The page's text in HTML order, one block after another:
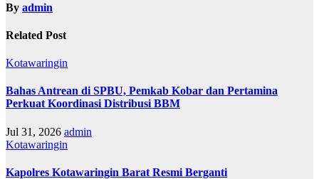
By admin
Related Post
Kotawaringin
Bahas Antrean di SPBU, Pemkab Kobar dan Pertamina
Perkuat Koordinasi Distribusi BBM
Jul 31, 2026 admin
Kotawaringin
Kapolres Kotawaringin Barat Resmi Berganti